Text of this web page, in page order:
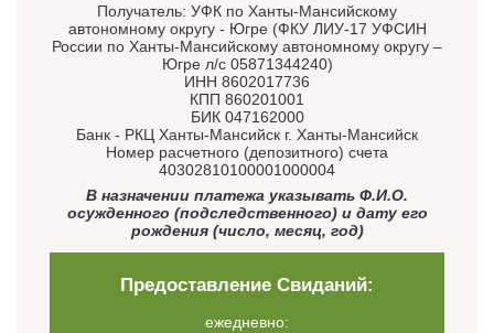
Получатель: УФК по Ханты-Мансийскому
автономному округу - Югре (ФКУ ЛИУ-17 УФСИН
России по Ханты-Мансийскому автономному округу –
Югре л/с 05871344240)
ИНН 8602017736
КПП 860201001
БИК 047162000
Банк - РКЦ Ханты-Мансийск г. Ханты-Мансийск
Номер расчетного (депозитного) счета
40302810100001000004
В назначении платежа указывать Ф.И.О.
осужденного (подследственного) и дату его
рождения (число, месяц, год)
Предоставление Свиданий:
ежедневно: